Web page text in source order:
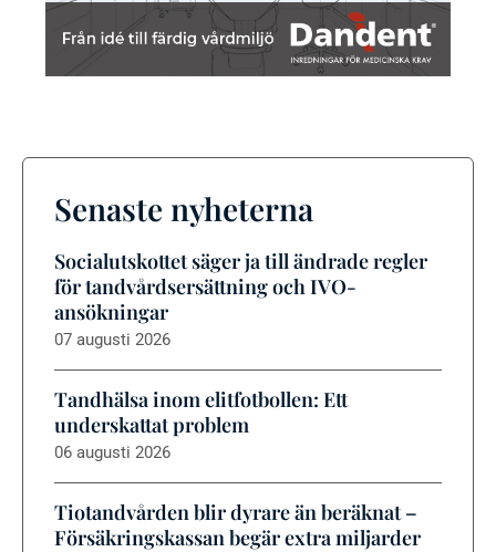
Senaste nyheterna
Socialutskottet säger ja till ändrade regler
för tandvårdsersättning och IVO-
ansökningar
07 augusti 2026
Tandhälsa inom elitfotbollen: Ett
underskattat problem
06 augusti 2026
Tiotandvården blir dyrare än beräknat –
Försäkringskassan begär extra miljarder